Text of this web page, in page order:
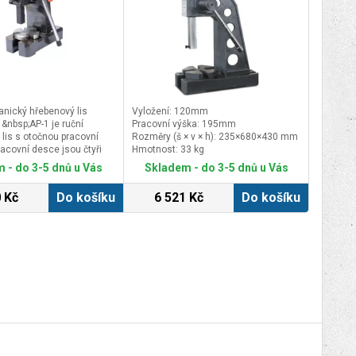
hřebenový lis
1 je ruční
s otočnou pracovní
desce jsou čtyři
drážek. Používá se na
ložisek, pouzder
kvalitní šedé litiny. Najde
strojírenství, zámečnictví
lité z vysoce
se hodí pro
páka
- do 3-5 dnů u Vás
Kč Do košíku
Vyložení: 120mm
Pracovní výška: 195mm
Rozměry (š × v × h): 235×680×430 mm
Hmotnost: 33 kg
Skladem - do 3-5 dnů u Vás
6 521 Kč Do košíku